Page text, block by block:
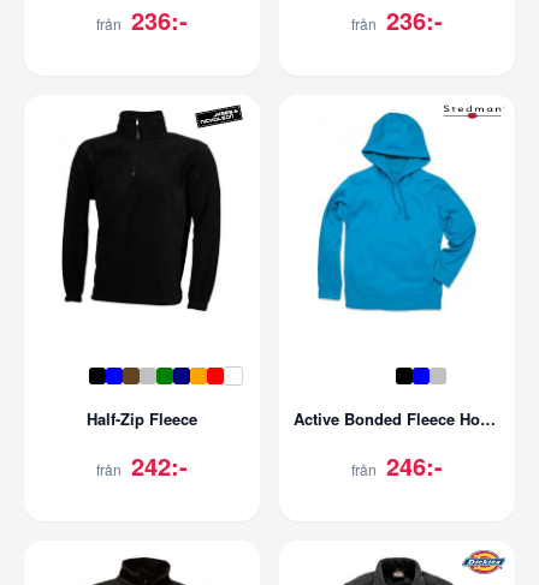
från 236:- från 236:-
Half-Zip Fleece
från 242:-
Active Bonded Fleece Hoody
från 246:-